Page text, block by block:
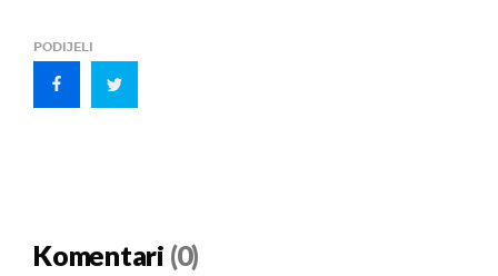
PODIJELI
Komentari (0)